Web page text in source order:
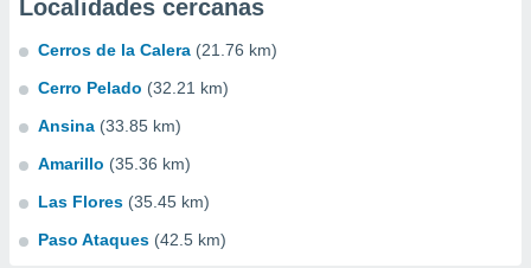
Localidades cercanas
Cerros de la Calera (21.76 km)
Cerro Pelado (32.21 km)
Ansina (33.85 km)
Amarillo (35.36 km)
Las Flores (35.45 km)
Paso Ataques (42.5 km)